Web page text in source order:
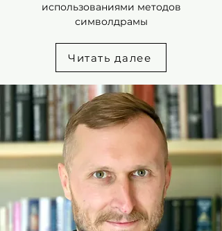
использованиями методов
символдрамы
Читать далее